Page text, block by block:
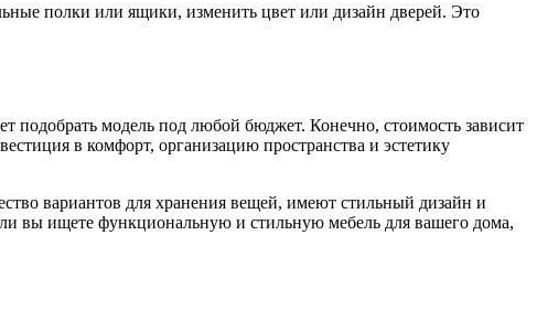
полки или ящики, изменить цвет или дизайн дверей. Это
подобрать модель под любой бюджет. Конечно, стоимость зависит
в комфорт, организацию пространства и эстетику
вариантов для хранения вещей, имеют стильный дизайн и
вы ищете функциональную и стильную мебель для вашего дома,